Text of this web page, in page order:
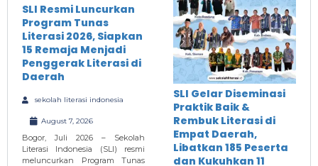
SLI Resmi Luncurkan
Program Tunas
Literasi 2026, Siapkan
15 Remaja Menjadi
Penggerak Literasi di
Daerah
sekolah literasi indonesia
August 7, 2026
Bogor, Juli 2026 – Sekolah
Literasi Indonesia (SLI) resmi
meluncurkan Program Tunas
SLI Gelar Diseminasi
Praktik Baik &
Rembuk Literasi di
Empat Daerah,
Libatkan 185 Peserta
dan Kukuhkan 11